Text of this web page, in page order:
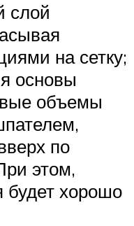
слой
на сетку;
основы
объемы
по
этом,
будет хорошо